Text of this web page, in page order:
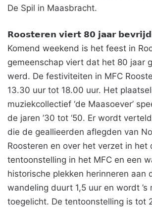
De Spil in Maasbracht.
𝗥𝗼𝗼𝘀𝘁𝗲𝗿𝗲𝗻 𝘃𝗶𝗲𝗿𝘁 𝟴𝟬 𝗷𝗮𝗮𝗿
Komend weekend is het feest in
gemeenschap viert dat het 80 jaar
werd. De festiviteiten in MFC
13.30 uur tot 18.00 uur. Het
muziekcollectief ‘de Maasoever’
de jaren ’30 tot ‘50. Er wordt
die de geallieerden aflegden van
Roosteren en over het verzet in het
tentoonstelling in het MFC en een
historische plekken herinneren aan
wandeling duurt 1,5 uur en wordt ’s
toegelicht. De tentoonstelling is tot